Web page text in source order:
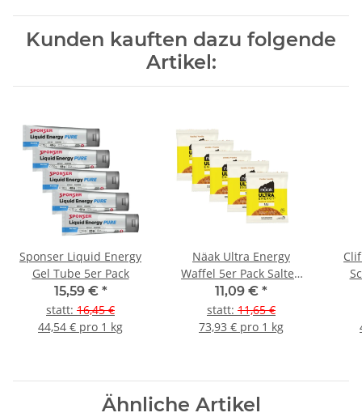
Kunden kauften dazu folgende
Artikel:
Sponser Liquid Energy
Gel Tube 5er Pack
15,59 € *
statt: 16,45 €
44,54 € pro 1 kg
Näak Ultra Energy
Waffel 5er Pack Salted
Caramel
11,09 € *
statt: 11,65 €
73,93 € pro 1 kg
Ähnliche Artikel